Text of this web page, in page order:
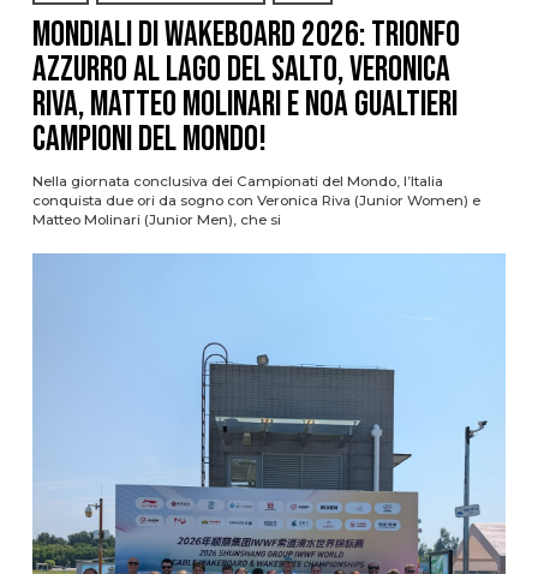
Mondiali di Wakeboard 2026: trionfo
azzurro al Lago del Salto, Veronica
Riva, Matteo Molinari e Noa Gualtieri
campioni del mondo!
Nella giornata conclusiva dei Campionati del Mondo, l’Italia
conquista due ori da sogno con Veronica Riva (Junior Women) e
Matteo Molinari (Junior Men), che si